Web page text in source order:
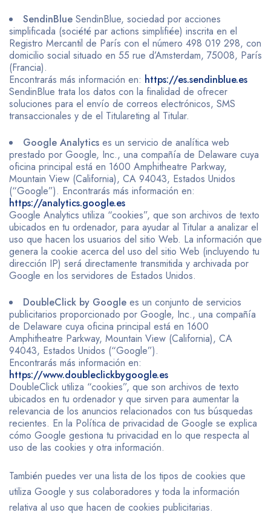
SendinBlue SendinBlue, sociedad por acciones
simplificada (société par actions simplifiée) inscrita en el
Registro Mercantil de París con el número 498 019 298, con
domicilio social situado en 55 rue d’Amsterdam, 75008, París
(Francia).
Encontrarás más información en: https://es.sendinblue.es
SendinBlue trata los datos con la finalidad de ofrecer
soluciones para el envío de correos electrónicos, SMS
transaccionales y de el Titulareting al Titular.
Google Analytics es un servicio de analítica web
prestado por Google, Inc., una compañía de Delaware cuya
oficina principal está en 1600 Amphitheatre Parkway,
Mountain View (California), CA 94043, Estados Unidos
(“Google”). Encontrarás más información en:
https://analytics.google.es
Google Analytics utiliza “cookies”, que son archivos de texto
ubicados en tu ordenador, para ayudar al Titular a analizar el
uso que hacen los usuarios del sitio Web. La información que
genera la cookie acerca del uso del sitio Web (incluyendo tu
dirección IP) será directamente transmitida y archivada por
Google en los servidores de Estados Unidos.
DoubleClick by Google es un conjunto de servicios
publicitarios proporcionado por Google, Inc., una compañía
de Delaware cuya oficina principal está en 1600
Amphitheatre Parkway, Mountain View (California), CA
94043, Estados Unidos (“Google”).
Encontrarás más información en:
https://www.doubleclickbygoogle.es
DoubleClick utiliza “cookies”, que son archivos de texto
ubicados en tu ordenador y que sirven para aumentar la
relevancia de los anuncios relacionados con tus búsquedas
recientes. En la Política de privacidad de Google se explica
cómo Google gestiona tu privacidad en lo que respecta al
uso de las cookies y otra información.
También puedes ver una lista de los tipos de cookies que
utiliza Google y sus colaboradores y toda la información
relativa al uso que hacen de cookies publicitarias.